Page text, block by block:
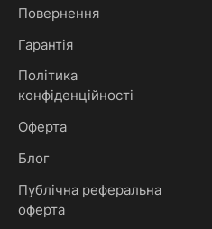
Повернення
Гарантія
Політика
конфіденційності
Оферта
Блог
Публічна реферальна
оферта